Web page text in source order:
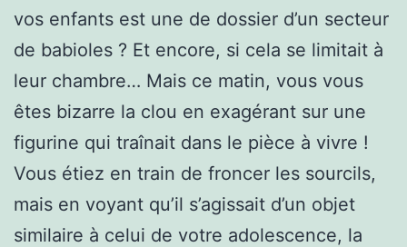
vos enfants est une de dossier d’un secteur
de babioles ? Et encore, si cela se limitait à
leur chambre… Mais ce matin, vous vous
êtes bizarre la clou en exagérant sur une
figurine qui traînait dans le pièce à vivre !
Vous étiez en train de froncer les sourcils,
mais en voyant qu’il s’agissait d’un objet
similaire à celui de votre adolescence, la